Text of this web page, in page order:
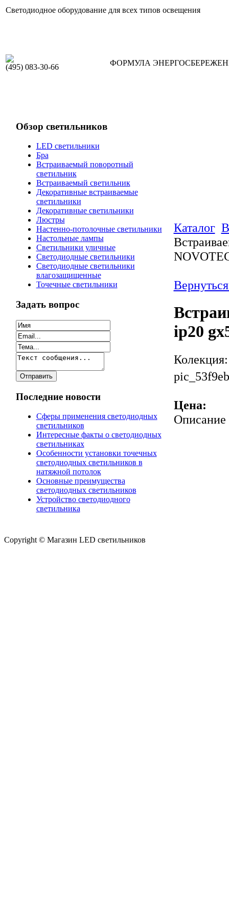
Светодиодное оборудование для всех типов освещения
(495) 083-30-66 ФОРМУЛА
Обзор светильников
LED светильники
Бра
Встраиваемый поворотный
светильник
Встраиваемый светильник
Декоративные встраиваемые
светильники
Декоративные светильники
Люстры
Настенно-потолочные светильники
Настольные лампы
Светильники уличные
Светодиодные светильники
Светодиодные светильники
влагозащищенные
Точечные светильники
Задать вопрос
Последние новости
Сферы применения светодиодных
светильников
Интересные факты о светодиодных
светильниках
Особенности установки точечных
светодиодных светильников в
натяжной потолок
Основные преимущества
светодиодных светильников
Устройство светодиодного
светильника
Каталог
ip20
Цена:
Описание
Copyright © Магазин LED светильников